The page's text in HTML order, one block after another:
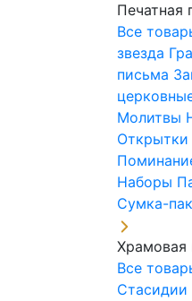
Печатная
Все
звезда
письма
Молитвы
Открытки
Наборы
Сумка-
Храмовая
Все
Стасидии